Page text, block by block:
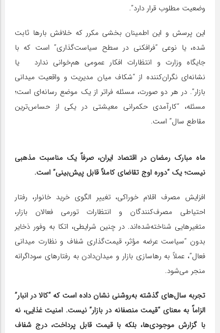
وضعیت مطلوب قرار دارد”.
این پرسش و این اطمینان‌ بخشی مکرر که خلافش بارها ثابت
شده، یا نوعی “فرافکنی در سطح سیاست‌گذاری” است که با
جایگاه وزارت و انتظارات افکار عمومی هم‌خوانی ندارد یا
نشانه‌ای نگران‌کننده از “شکاف میان مدیریت و واقعیت میدانی
بازار”. در هر دو صورت، مسئله فراتر از یک موضع رسانه‌ای است؛
مسئله، “کارآمدی حکمرانی معیشتی در یکی از حساس‌ترین
مقاطع سال” است.
ماه مبارک رمضان در اقتصاد ایران، صرفاً یک مناسبت مذهبی
نیست؛ یک “دوره اوج تقاضای کاملاً قابل پیش‌بینی” است.
افزایش مصرف اقلام خوراکی، تغییر الگوی خرید خانوار، رفتار
احتیاطی مصرف‌کنندگان و انتظارات تورمی فعالان بازار،
متغیرهایی شناخته‌شده‌اند. در چنین شرایطی، اتکا به وفور ذخایر
بدون “سیاست عرضه مؤثر، قیمت‌گذاری شفاف و نظارت میدانی
فعال”، عملاً به رهاسازی بازار و میدان‌دادن به رفتارهای سوداگرانه
منجر می‌شود.
تجربه سال‌های گذشته به‌روشنی نشان داده است که “کالا در انبار”
الزاماً به معنای “قیمت منصفانه در بازار” نیست. امنیت غذایی، نه
با گزارش موجودی‌ها، بلکه با قیمت قابل پرداخت، درج شفاف